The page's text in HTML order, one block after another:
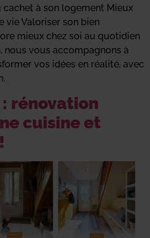
cachet à son logement Mieux
vie Valoriser son bien
mieux chez soi au quotidien
nous vous accompagnons à
vos idées en réalité, avec
rénovation
cuisine et